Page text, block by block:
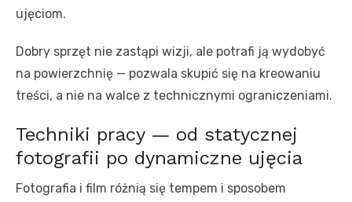
ujęciom.
Dobry sprzęt nie zastąpi wizji, ale potrafi ją wydobyć
na powierzchnię — pozwala skupić się na kreowaniu
treści, a nie na walce z technicznymi ograniczeniami.
Techniki pracy — od statycznej
fotografii po dynamiczne ujęcia
Fotografia i film różnią się tempem i sposobem